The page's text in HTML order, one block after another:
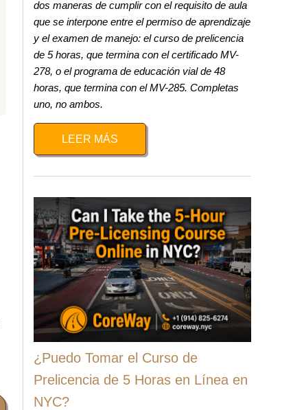
dos maneras de cumplir con el requisito de aula
que se interpone entre el permiso de aprendizaje
y el examen de manejo: el curso de prelicencia
de 5 horas, que termina con el certificado MV-
278, o el programa de educación vial de 48
horas, que termina con el MV-285. Completas
uno, no ambos.
LEER MÁS
¿Puedo Tomar el Curso de
Prelicencia de 5 Horas en Línea en
NYC?